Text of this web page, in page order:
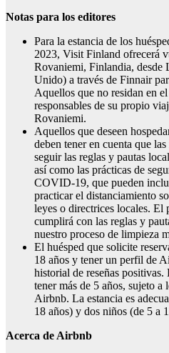
Notas para los editores
Para la estancia de los
2023, Visit Finland ofrecerá
Rovaniemi, Finlandia, desde
Unido) a través de Finnair
Aquellos que no residan en
responsables de su propio
Rovaniemi.
Aquellos que deseen
deben tener en cuenta que
seguir las reglas y pautas
así como las prácticas de
COVID-19, que pueden
practicar el distanciamiento
leyes o directrices locales. El
cumplirá con las reglas y
nuestro proceso de limpieza
El huésped que solicite
18 años y tener un perfil de
historial de reseñas positivas.
tener más de 5 años, sujeto
Airbnb. La estancia es
18 años) y dos niños (de 5 a
Acerca de Airbnb